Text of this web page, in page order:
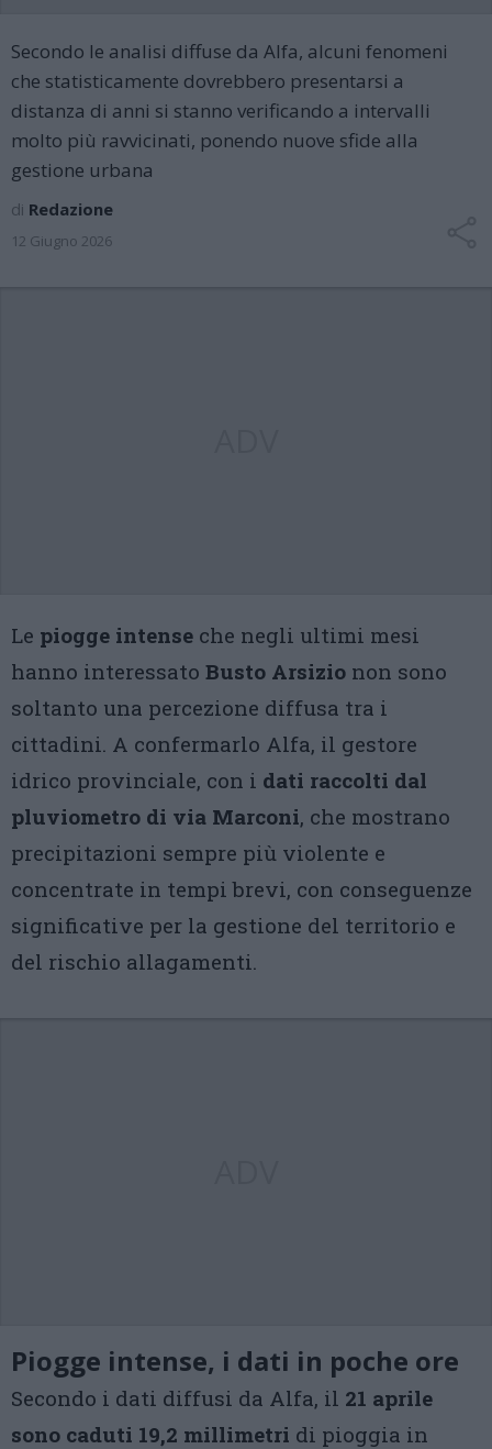
Secondo le analisi diffuse da Alfa, alcuni fenomeni
che statisticamente dovrebbero presentarsi a
distanza di anni si stanno verificando a intervalli
molto più ravvicinati, ponendo nuove sfide alla
gestione urbana
di Redazione
12 Giugno 2026
Le piogge intense che negli ultimi mesi
hanno interessato Busto Arsizio non sono
soltanto una percezione diffusa tra i
cittadini. A confermarlo Alfa, il gestore
idrico provinciale, con i dati raccolti dal
pluviometro di via Marconi, che mostrano
precipitazioni sempre più violente e
concentrate in tempi brevi, con conseguenze
significative per la gestione del territorio e
del rischio allagamenti.
Piogge intense, i dati in poche ore
Secondo i dati diffusi da Alfa, il 21 aprile
sono caduti 19,2 millimetri di pioggia in